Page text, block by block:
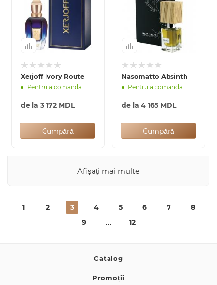
Xerjoff Ivory Route
Pentru a comanda
de la 3 172 MDL
Cumpără
Nasomatto Absinth
Pentru a comanda
de la 4 165 MDL
Cumpără
Afișați mai multe
1 2 3 4 5 6 7
8
9
12
Catalog
Promoții